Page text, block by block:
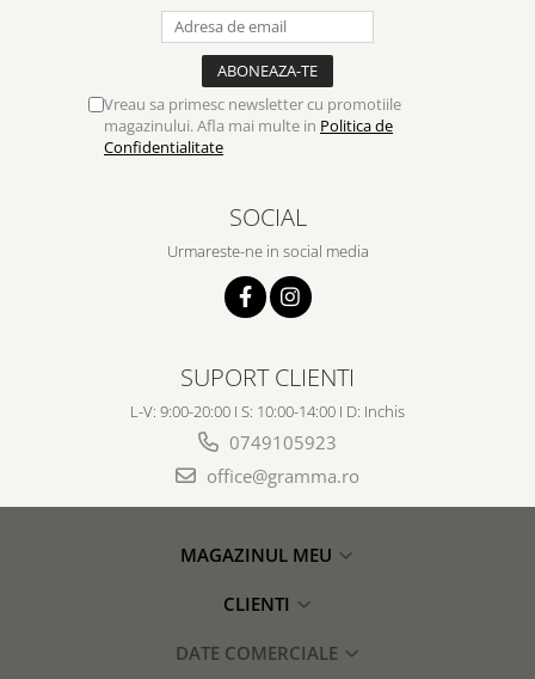
Vreau sa primesc newsletter cu promotiile
magazinului. Afla mai multe in Politica de
Confidentialitate
SOCIAL
Urmareste-ne in social media
SUPORT CLIENTI
L-V: 9:00-20:00 I S: 10:00-14:00 I D: Inchis
0749105923
office@gramma.ro
MAGAZINUL MEU
CLIENTI
DATE COMERCIALE